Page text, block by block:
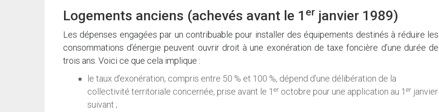
Logements anciens (achevés avant le 1 er janvier 1989)
Les dépenses engagées par un contribuable pour installer des équipements destinés à réduire les
consommations d’énergie peuvent ouvrir droit à une exonération de taxe foncière d’une durée de
trois ans. Voici ce que cela implique :
le taux d’exonération, compris entre 50 % et 100 %, dépend d’une délibération de la
collectivité territoriale concernée, prise avant le 1 er octobre pour une application au 1 er janvier
suivant ;